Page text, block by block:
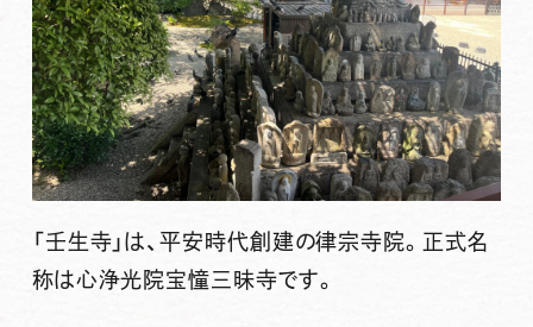
「壬生寺」は、平安時代創建の律宗寺院。正式名
称は心浄光院宝憧三昧寺です。